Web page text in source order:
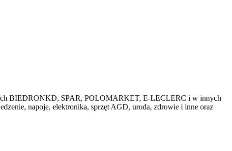
BIEDRONKD, SPAR, POLOMARKET, E-LECLERC i w innych
napoje, elektronika, sprzęt AGD, uroda, zdrowie i inne oraz